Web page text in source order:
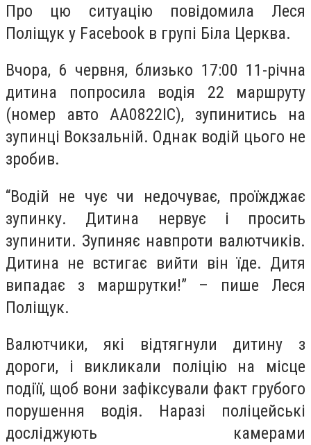
Про цю ситуацію повідомила Леся
Поліщук у Facebook в групі Біла Церква.
Вчора, 6 червня, близько 17:00 11-річна
дитина попросила водія 22 маршруту
(номер авто АА0822ІС), зупинитись на
зупинці Вокзальній. Однак водій цього не
зробив.
“Водій не чує чи недочуває, проїжджає
зупинку. Дитина нервує і просить
зупинити. Зупиняє навпроти валютчиків.
Дитина не встигає вийти він їде. Дитя
випадає з маршрутки!” – пише Леся
Поліщук.
Валютчики, які відтягнули дитину з
дороги, і викликали поліцію на місце
подіїї, щоб вони зафіксували факт грубого
порушення водія. Наразі поліцейські
досліджують камерами